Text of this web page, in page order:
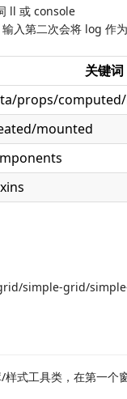
ll 或 console
入第二次会将 log 作
关键词
props/
mounted
simple-grid/
式工具类，在第一